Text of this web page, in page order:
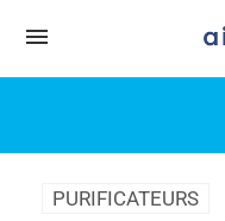
PURIFICATEURS